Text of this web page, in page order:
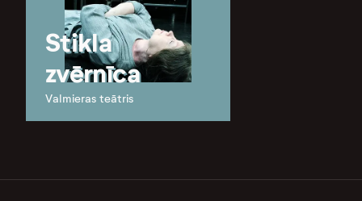
Stikla
zvērnīca
Valmieras teātris